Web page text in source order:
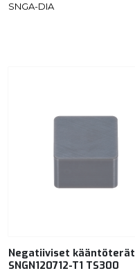
SNGA-DIA
Negatiiviset kääntöterät
SNGN120712-T1 TS300